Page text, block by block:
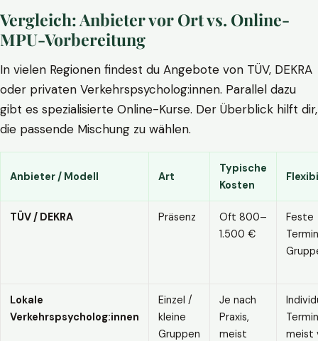
Vergleich: Anbieter vor Ort vs. Online-
MPU-Vorbereitung
In vielen Regionen findest du Angebote von TÜV, DEKRA
oder privaten Verkehrspsycholog:innen. Parallel dazu
gibt es spezialisierte Online-Kurse. Der Überblick hilft dir,
die passende Mischung zu wählen.
Anbieter / Modell Art
Typische
Kosten
TÜV / DEKRA Präsenz
Oft 800–
1.500 €
Feste
Lokale
Verkehrspsycholog:innen
Einzel /
kleine
Gruppen
Je nach
Praxis,
meist
meist